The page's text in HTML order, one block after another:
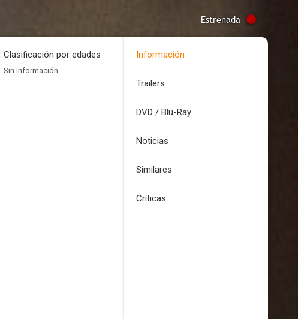
Estrenada
Clasificación por edades
Sin información
Información
Trailers
DVD / Blu-Ray
Noticias
Similares
Críticas